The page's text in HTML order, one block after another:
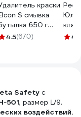
краски
S смывка
650 г
00461476
4.5(670) 4.5
Safety с
501, размер L/9.
воздействий.